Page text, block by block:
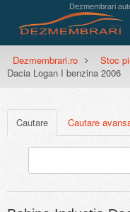
Dezmembrari
Dezmembrari.ro Stoc
Dacia Logan I benzina 2006
Cautare Cautare